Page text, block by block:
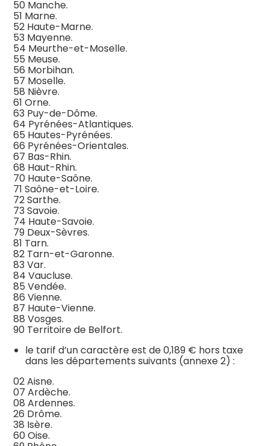
50 Manche.
51 Marne.
52 Haute-Marne.
53 Mayenne.
54 Meurthe-et-Moselle.
55 Meuse.
56 Morbihan.
57 Moselle.
58 Nièvre.
61 Orne.
63 Puy-de-Dôme.
64 Pyrénées-Atlantiques.
65 Hautes-Pyrénées.
66 Pyrénées-Orientales.
67 Bas-Rhin.
68 Haut-Rhin.
70 Haute-Saône.
71 Saône-et-Loire.
72 Sarthe.
73 Savoie.
74 Haute-Savoie.
79 Deux-Sèvres.
81 Tarn.
82 Tarn-et-Garonne.
83 Var.
84 Vaucluse.
85 Vendée.
86 Vienne.
87 Haute-Vienne.
88 Vosges.
90 Territoire de Belfort.
le tarif d’un caractère est de 0,189 € hors taxe
dans les départements suivants (annexe 2) :
02 Aisne.
07 Ardèche.
08 Ardennes.
26 Drôme.
38 Isère.
60 Oise.